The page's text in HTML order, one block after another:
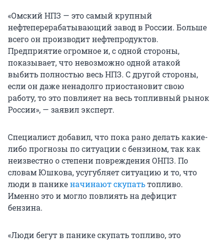
«Омский НПЗ — это самый крупный
нефтеперерабатывающий завод в России. Больше
всего он производит нефтепродуктов.
Предприятие огромное и, с одной стороны,
показывает, что невозможно одной атакой
выбить полностью весь НПЗ. С другой стороны,
если он даже ненадолго приостановит свою
работу, то это повлияет на весь топливный рынок
России», — заявил эксперт.
Специалист добавил, что пока рано делать какие-
либо прогнозы по ситуации с бензином, так как
неизвестно о степени повреждения ОНПЗ. По
словам Юшкова, усугубляет ситуацию и то, что
люди в паникеначинают скупатьтопливо.
Именно это и могло повлиять на дефицит
бензина.
«Люди бегут в панике скупать топливо, это